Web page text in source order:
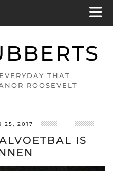
THAT
ROOSEVELT
25, 2017
IS